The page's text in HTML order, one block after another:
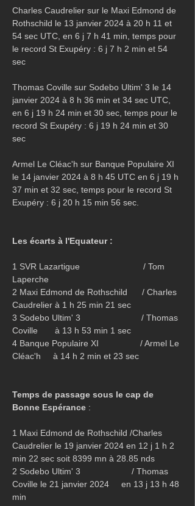
Charles Caudrelier sur le Maxi Edmond de
Rothschild le 13 janvier 2024 à 20 h 11 et
54 sec UTC, en 6 j 7 h 41 min, temps pour
le record St Exupéry : 6 j 7 h 2 min et 54
sec
Thomas Coville sur Sodebo Ultim' 3 le 14
janvier 2024 à 8 h 36 min et 34 sec UTC,
en 6 j 19 h 24 min et 30 sec, temps pour le
record St Exupéry : 6 j 19 h 24 min et 30
sec
Armel Le Cléac'h sur Banque Populaire XI
le 14 janvier 2024 à 8 h 45 UTC en 6 j 19 h
37 min et 32 sec, temps pour le record St
Exupéry : 6 j 20 h 15 min 56 sec.
Les écarts à l'Equateur :
1 SVR Lazartigue                          / Tom
Laperche
2 Maxi Edmond de Rothschild      / Charles
Caudrelier à 1 h 25 min 21 sec
3 Sodebo Ultim' 3                         / Thomas
Coville       à 13 h 53 min 1 sec
4 Banque Populaire XI                 / Armel Le
Cléac'h     à 14 h 2 min et 23 sec
Temps de passage sous le cap de
Bonne Espérance :
1 Maxi Edmond de Rothschild /Charles
Caudrelier le 19 janvier 2024 en 12 j 1 h 2
min 22 sec soit 8399 mn à 28.85 nds
2 Sodebo Ultim' 3                     / Thomas
Coville le 21 janvier 2024     en 13 j 13 h 48
min